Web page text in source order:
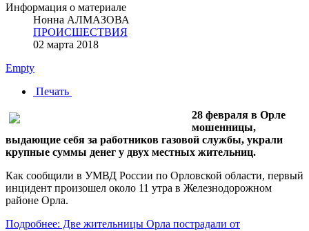
Информация о материале
Нонна АЛМАЗОВА
ПРОИСШЕСТВИЯ
02 марта 2018
Empty
Печать
28 февраля в Орле
мошенницы,
выдающие себя за работников газовой службы, украли
крупные суммы денег у двух местных жительниц.
Как сообщили в УМВД России по Орловской области, первый
инцидент произошел около 11 утра в Железнодорожном
районе Орла.
Подробнее: Две жительницы Орла пострадали от